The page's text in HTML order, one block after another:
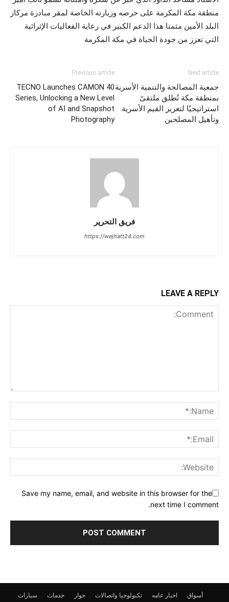
منطقة مكة المكرمة على حرصه وزيارته الخاصة لمقر مبادرة مركاز
البلد الأمين مثمنا هذا الدعم الكبير في رعاية الفعاليات الإثرائية
التي تعزز من جودة الحياة في مكة المكرمة
Previous article
TECNO Launches CAMON 40
Series, Unlocking a New Level
of AI and Snapshot
Photography
Next article
جمعية المصالحة والتنمية الأسرية
بمنطقة مكة تُطلق ملتقىً
استراتيجيًا لتعزيز القيم الأسرية
وتأهيل المصلحين
فريق التحرير
https://wejhatt24.com
LEAVE A REPLY
Save my name, email, and website in this browser for the
next time I comment.
أسواق اخبار عامه تكنولوجيا واتصالات حوار خدمات
سيارات